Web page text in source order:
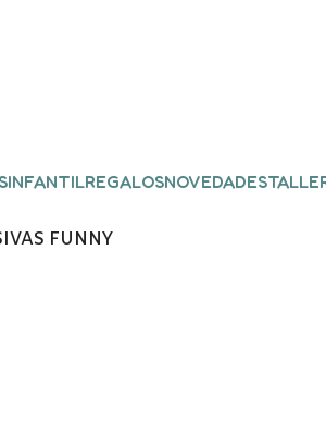
INFANTILREGALOSNOVEDADES
FUNNY